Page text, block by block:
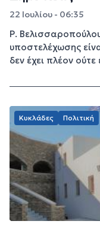
22 Ιουλίου - 06:35
Ρ.
υποστελέχωσης
δεν έχει πλέον
Κυκλάδες Πολιτική